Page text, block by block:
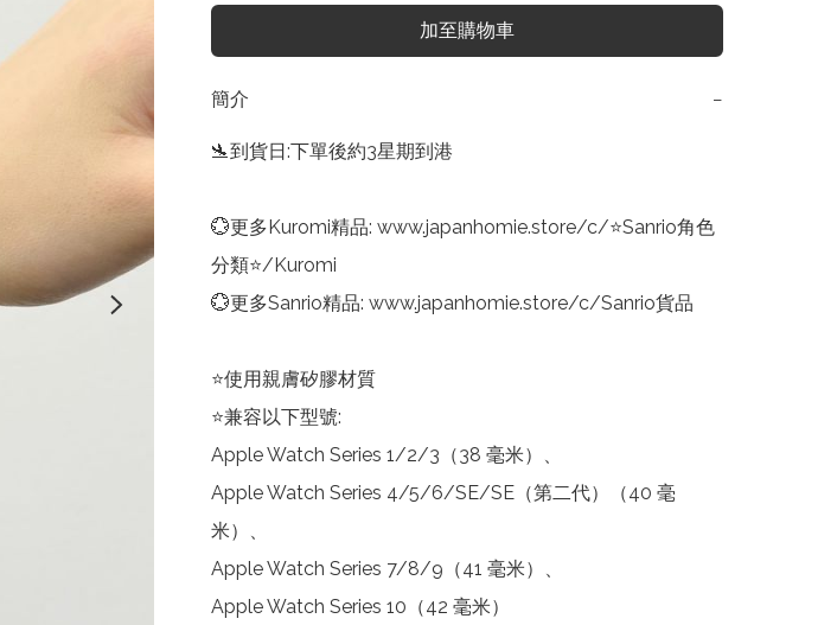
加至購物車
簡介 −
🛬到貨日:下單後約3星期到港
💮更多Kuromi精品: www.japanhomie.store/c/⭐Sanrio角色
分類⭐/Kuromi
💮更多Sanrio精品: www.japanhomie.store/c/Sanrio貨品
⭐使用親膚矽膠材質
⭐兼容以下型號:
Apple Watch Series 1/2/3（38 毫米）、
Apple Watch Series 4/5/6/SE/SE（第二代）（40 毫
米）、
Apple Watch Series 7/8/9（41 毫米）、
Apple Watch Series 10（42 毫米）